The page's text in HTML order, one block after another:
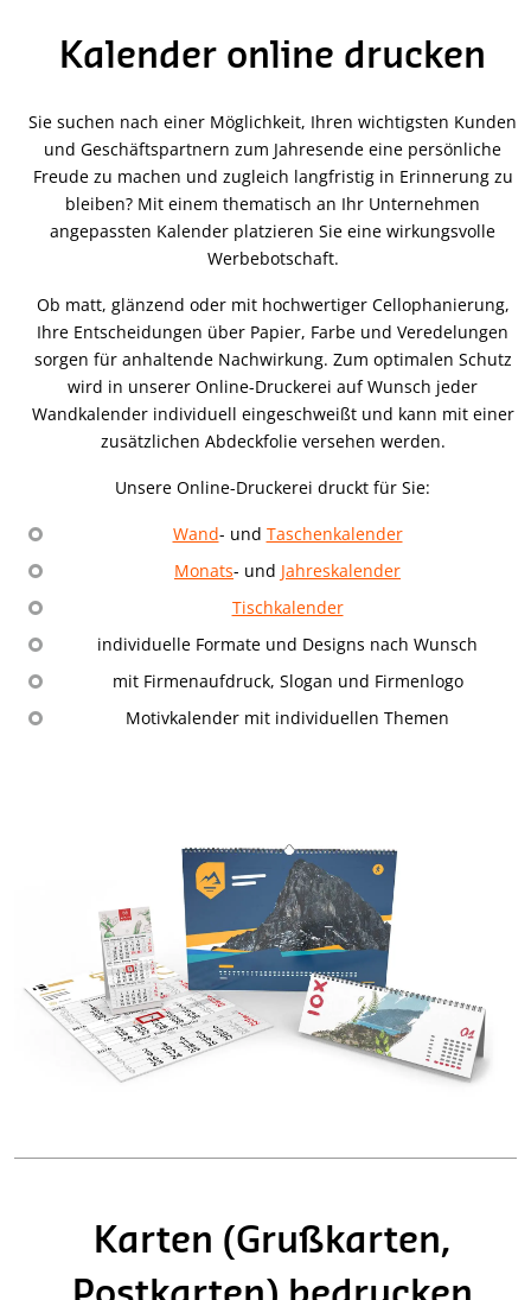
Kalender online drucken
Sie suchen nach einer Möglichkeit, Ihren wichtigsten Kunden
und Geschäftspartnern zum Jahresende eine persönliche
Freude zu machen und zugleich langfristig in Erinnerung zu
bleiben? Mit einem thematisch an Ihr Unternehmen
angepassten Kalender platzieren Sie eine wirkungsvolle
Werbebotschaft.
Ob matt, glänzend oder mit hochwertiger Cellophanierung,
Ihre Entscheidungen über Papier, Farbe und Veredelungen
sorgen für anhaltende Nachwirkung. Zum optimalen Schutz
wird in unserer Online-Druckerei auf Wunsch jeder
Wandkalender individuell eingeschweißt und kann mit einer
zusätzlichen Abdeckfolie versehen werden.
Unsere Online-Druckerei druckt für Sie:
Wand- und Taschenkalender
Monats- und Jahreskalender
Tischkalender
individuelle Formate und Designs nach Wunsch
mit Firmenaufdruck, Slogan und Firmenlogo
Motivkalender mit individuellen Themen
Karten (Grußkarten,